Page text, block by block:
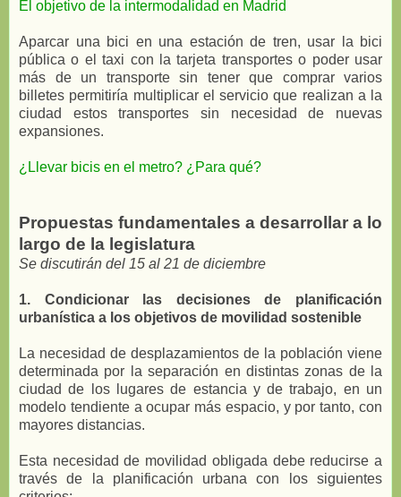
El objetivo de la intermodalidad en Madrid
Aparcar una bici en una estación de tren, usar la bici
pública o el taxi con la tarjeta transportes o poder usar
más de un transporte sin tener que comprar varios
billetes permitiría multiplicar el servicio que realizan a la
ciudad estos transportes sin necesidad de nuevas
expansiones.
¿Llevar bicis en el metro? ¿Para qué?
Propuestas fundamentales a desarrollar a lo
largo de la legislatura
Se discutirán del 15 al 21 de diciembre
1. Condicionar las decisiones de planificación
urbanística a los objetivos de movilidad sostenible
La necesidad de desplazamientos de la población viene
determinada por la separación en distintas zonas de la
ciudad de los lugares de estancia y de trabajo, en un
modelo tendiente a ocupar más espacio, y por tanto, con
mayores distancias.
Esta necesidad de movilidad obligada debe reducirse a
través de la planificación urbana con los siguientes